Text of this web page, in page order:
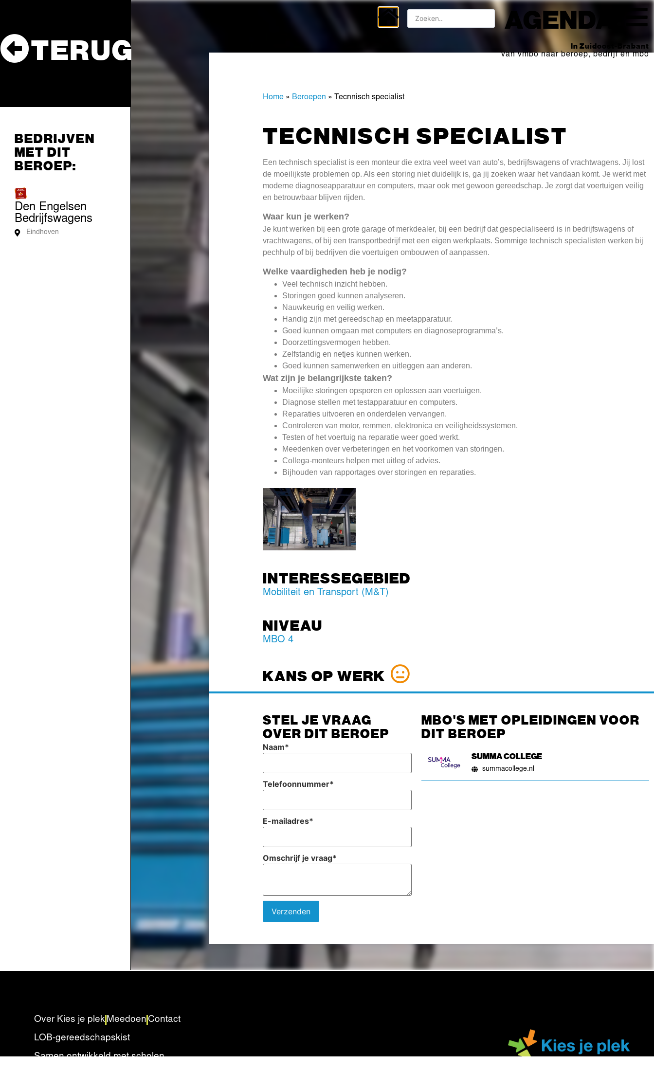
TERUG
BEDRIJVEN
MET DIT
BEROEP:
Den Engelsen
Bedrijfswagens
Eindhoven
Home » Beroepen »Tecnnisch specialist
TECNNISCH SPECIALIST
Een technisch specialist is een monteur die extra veel weet van auto’s, bedrijfswagens of vrachtwagens. Jij lost
de moeilijkste problemen op. Als een storing niet duidelijk is, ga jij zoeken waar het vandaan komt. Je werkt met
moderne diagnoseapparatuur en computers, maar ook met gewoon gereedschap. Je zorgt dat voertuigen veilig
en betrouwbaar blijven rijden.
Waar kun je werken?
Je kunt werken bij een grote garage of merkdealer, bij een bedrijf dat gespecialiseerd is in bedrijfswagens of
vrachtwagens, of bij een transportbedrijf met een eigen werkplaats. Sommige technisch specialisten werken bij
pechhulp of bij bedrijven die voertuigen ombouwen of aanpassen.
Welke vaardigheden heb je nodig?
Veel technisch inzicht hebben.
Storingen goed kunnen analyseren.
Nauwkeurig en veilig werken.
Handig zijn met gereedschap en meetapparatuur.
Goed kunnen omgaan met computers en diagnoseprogramma’s.
Doorzettingsvermogen hebben.
Zelfstandig en netjes kunnen werken.
Goed kunnen samenwerken en uitleggen aan anderen.
Wat zijn je belangrijkste taken?
Moeilijke storingen opsporen en oplossen aan voertuigen.
Diagnose stellen met testapparatuur en computers.
Reparaties uitvoeren en onderdelen vervangen.
Controleren van motor, remmen, elektronica en veiligheidssystemen.
Testen of het voertuig na reparatie weer goed werkt.
Meedenken over verbeteringen en het voorkomen van storingen.
Collega-monteurs helpen met uitleg of advies.
Bijhouden van rapportages over storingen en reparaties.
INTERESSEGEBIED
Mobiliteit en Transport (M&T)
NIVEAU
MBO 4
KANS OP WERK
STEL JE VRAAG
OVER DIT BEROEP
Naam*
Telefoonnummer*
E-mailadres*
Omschrijf je vraag*
Verzenden
MBO'S MET OPLEIDINGEN VOOR
DIT BEROEP
SUMMA COLLEGE
summacollege.nl
Over Kies je plek Meedoen Contact
LOB-gereedschapskist
Samen ontwikkeld met scholen
AGENDA
In Zuidoost-Brabant
van vmbo naar beroep, bedrijf en mbo